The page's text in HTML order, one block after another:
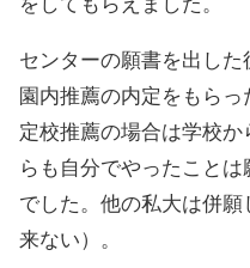
センターの願書を出し
園内推薦の内定をもら
定校推薦の場合は学校
らも自分でやったこと
でした。他の私大は併
来ない）。